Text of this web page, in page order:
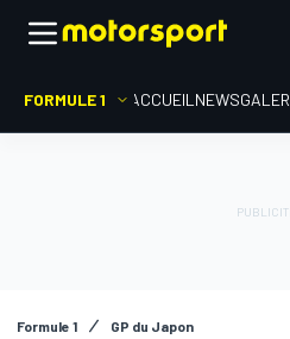
FORMULE 1 ACCUEIL NEWS
Formule 1 GP du Japon